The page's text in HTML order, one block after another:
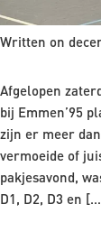
Written on
Afgelopen
bij Emmen’95
zijn er meer
vermoeide of
pakjesavond,
D1, D2, D3 en